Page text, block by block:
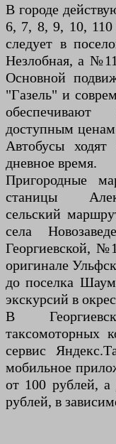
В городе
6, 7, 8, 9, 10,
следует в
Незлобная, а
Основной
"Газель" и
доступным ценам
Автобусы
дневное время.
Пригородные
станицы
сельский
села
Георгиевской,
оригинале
до поселка
экскурсий в
В
таксомоторных
сервис
мобильное
от 100 рублей,
рублей, в